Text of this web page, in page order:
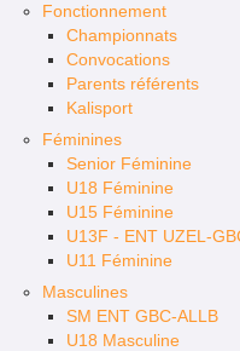
Fonctionnement
Championnats
Convocations
Parents référents
Kalisport
Féminines
Senior Féminine
U18 Féminine
U15 Féminine
U13F - ENT UZEL-
U11 Féminine
Masculines
SM ENT GBC-ALLB
U18 Masculine